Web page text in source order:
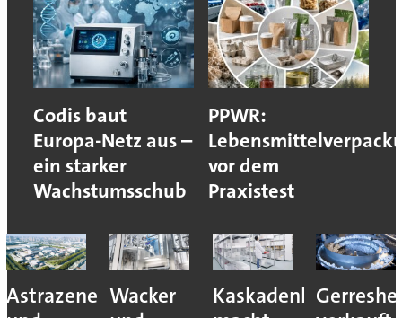
Codis baut
Europa-Netz aus –
ein starker
Wachstumsschub
PPWR:
vor dem
Praxistest
AstrazenecaWacker
Kaskadenkonzept